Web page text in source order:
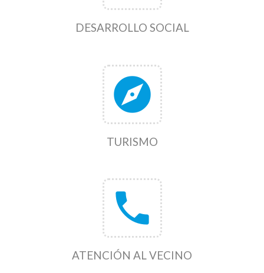
DESARROLLO SOCIAL
explore
TURISMO
phone
ATENCIÓN AL VECINO